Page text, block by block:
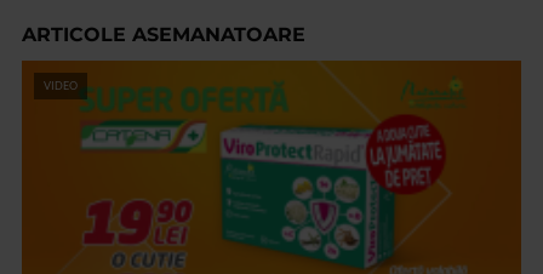
ARTICOLE ASEMANATOARE
VIDEO